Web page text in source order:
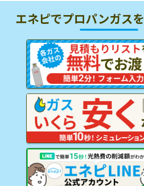
エネピでプロパンガスを